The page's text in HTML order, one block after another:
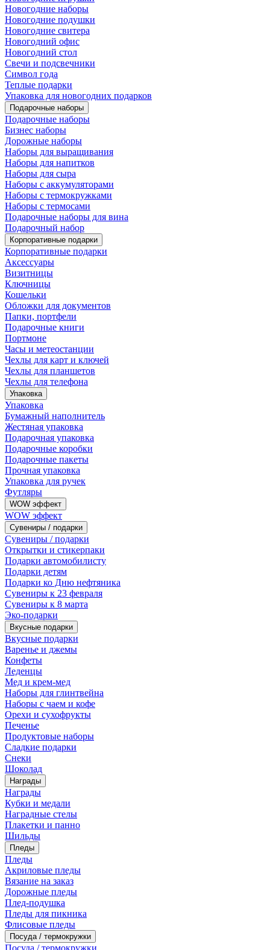
Новогодние наборы
Новогодние подушки
Новогодние свитера
Новогодний офис
Новогодний стол
Свечи и подсвечники
Символ года
Теплые подарки
Упаковка для новогодних подарков
Подарочные наборы
Подарочные наборы
Бизнес наборы
Дорожные наборы
Наборы для выращивания
Наборы для напитков
Наборы для сыра
Наборы с аккумуляторами
Наборы с термокружками
Наборы с термосами
Подарочные наборы для вина
Подарочный набор
Корпоративные подарки
Корпоративные подарки
Аксессуары
Визитницы
Ключницы
Кошельки
Обложки для документов
Папки, портфели
Подарочные книги
Портмоне
Часы и метеостанции
Чехлы для карт и ключей
Чехлы для планшетов
Чехлы для телефона
Упаковка
Упаковка
Бумажный наполнитель
Жестяная упаковка
Подарочная упаковка
Подарочные коробки
Подарочные пакеты
Прочная упаковка
Упаковка для ручек
Футляры
WOW эффект
WOW эффект
Сувениры / подарки
Сувениры / подарки
Открытки и стикерпаки
Подарки автомобилисту
Подарки детям
Подарки ко Дню нефтяника
Сувениры к 23 февраля
Сувениры к 8 марта
Эко-подарки
Вкусные подарки
Вкусные подарки
Варенье и джемы
Конфеты
Леденцы
Мед и крем-мед
Наборы для глинтвейна
Наборы с чаем и кофе
Орехи и сухофрукты
Печенье
Продуктовые наборы
Сладкие подарки
Снеки
Шоколад
Награды
Награды
Кубки и медали
Наградные стелы
Плакетки и панно
Шильды
Пледы
Пледы
Акриловые пледы
Вязание на заказ
Дорожные пледы
Плед-подушка
Пледы для пикника
Флисовые пледы
Посуда / термокружки
Посуда / термокружки